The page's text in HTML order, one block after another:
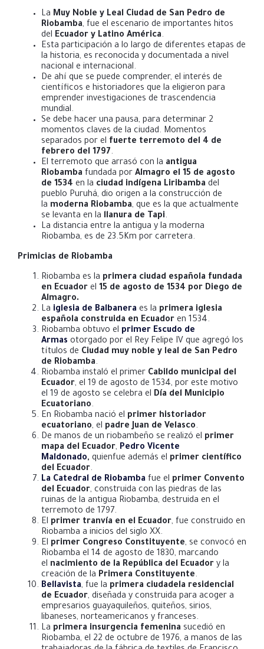
La Muy Noble y Leal Ciudad de San Pedro de
Riobamba, fue el escenario de importantes hitos
del Ecuador y Latino América.
Esta participación a lo largo de diferentes etapas de
la historia, es reconocida y documentada a nivel
nacional e internacional.
De ahí que se puede comprender, el interés de
científicos e historiadores que la eligieron para
emprender investigaciones de trascendencia
mundial.
Se debe hacer una pausa, para determinar 2
momentos claves de la ciudad. Momentos
separados por el fuerte terremoto del 4 de
febrero del 1797.
El terremoto que arrasó con la antigua
Riobamba fundada por Almagro el 15 de agosto
de 1534 en la ciudad indígena Liribamba del
pueblo Puruhá, dio origen a la construcción de
la moderna Riobamba, que es la que actualmente
se levanta en la llanura de Tapi.
La distancia entre la antigua y la moderna
Riobamba, es de 23.5Km por carretera.
Primicias de Riobamba
Riobamba es la primera ciudad española fundada
en Ecuador el 15 de agosto de 1534 por Diego de
Almagro.
La iglesia de Balbanera es la primera iglesia
española construida en Ecuador en 1534.
Riobamba obtuvo el primer Escudo de
Armas otorgado por el Rey Felipe IV que agregó los
títulos de Ciudad muy noble y leal de San Pedro
de Riobamba.
Riobamba instaló el primer Cabildo municipal del
Ecuador, el 19 de agosto de 1534, por este motivo
el 19 de agosto se celebra el Día del Municipio
Ecuatoriano.
En Riobamba nació el primer historiador
ecuatoriano, el padre Juan de Velasco.
De manos de un riobambeño se realizó el primer
mapa del Ecuador, Pedro Vicente
Maldonado, quienfue además el primer científico
del Ecuador.
La Catedral de Riobamba fue el primer Convento
del Ecuador, construida con las piedras de las
ruinas de la antigua Riobamba, destruida en el
terremoto de 1797.
El primer tranvía en el Ecuador, fue construido en
Riobamba a inicios del siglo XX.
El primer Congreso Constituyente, se convocó en
Riobamba el 14 de agosto de 1830, marcando
el nacimiento de la República del Ecuador y la
creación de la Primera Constituyente.
Bellavista, fue la primera ciudadela residencial
de Ecuador, diseñada y construida para acoger a
empresarios guayaquileños, quiteños, sirios,
libaneses, norteamericanos y franceses.
La primera insurgencia femenina sucedió en
Riobamba, el 22 de octubre de 1976, a manos de las